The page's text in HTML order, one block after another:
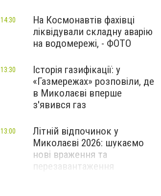
На Космонавтів фахівці
ліквідували складну аварію
на водомережі, - ФОТО
14:30
Історія газифікації: у
«Газмережах» розповіли, де
в Миколаєві вперше
з'явився газ
13:30
Літній відпочинок у
Миколаєві 2026: шукаємо
нові враження та
перезавантаження
13:00